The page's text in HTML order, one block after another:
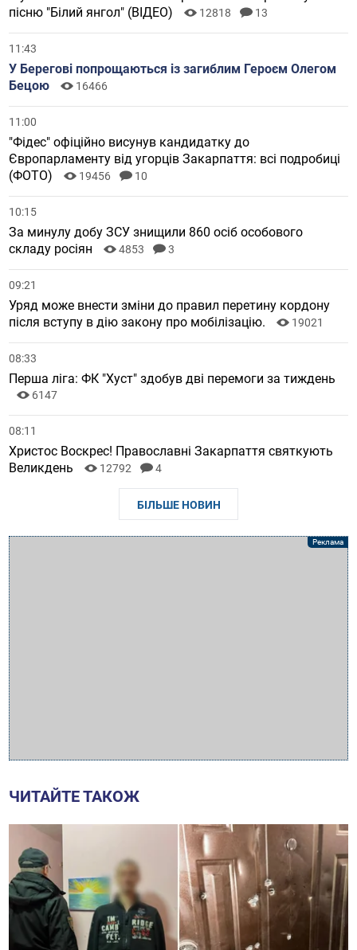
пісню "Білий янгол" (ВІДЕО)
12818 13
11:43
У Берегові попрощаються із загиблим Героєм Олегом
Бецою
16466
11:00
"Фідес" офіційно висунув кандидатку до
Європарламенту від угорців Закарпаття: всі подробиці
(ФОТО)
19456 10
10:15
За минулу добу ЗСУ знищили 860 осіб особового
складу росіян
4853 3
09:21
Уряд може внести зміни до правил перетину кордону
після вступу в дію закону про мобілізацію.
19021
08:33
Перша ліга: ФК "Хуст" здобув дві перемоги за тиждень
6147
08:11
Христос Воскрес! Православні Закарпаття святкують
Великдень
12792 4
БІЛЬШЕ НОВИН
ЧИТАЙТЕ ТАКОЖ